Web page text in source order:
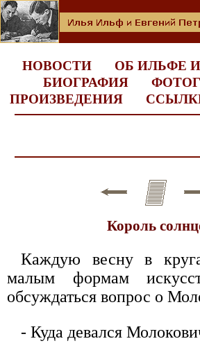
НОВОСТИ
ОБ ИЛЬФЕ
БИОГРАФИЯ
ПРОИЗВЕДЕНИЯ
Король
Каждую весну в
малым формам
обсуждаться вопрос о
- Куда девался